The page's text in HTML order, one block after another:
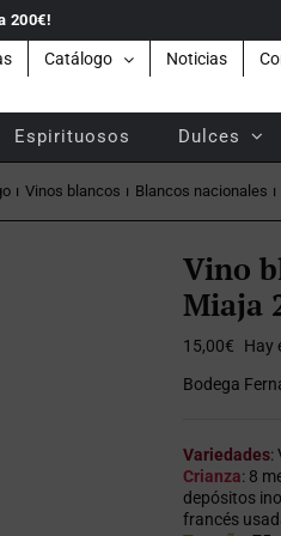
200€!
Catálogo Noticias
Espirituosos Dulces
Vinos blancos Blancos nacionales
Vino
Miaja
15,00€
Hay
Bodega
Variedades:
Crianza: 8
depósitos
francés